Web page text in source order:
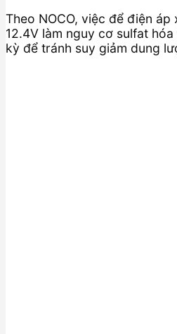
Theo NOCO, việc để điện
12.4V làm nguy cơ sulfat
kỳ để tránh suy giảm dung